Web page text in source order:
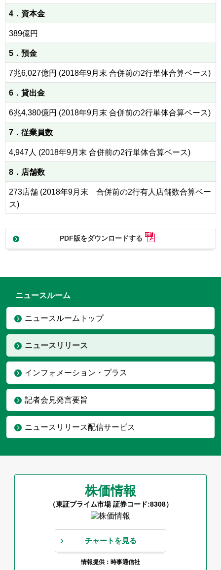
4．資本金
389億円
5．預金
7兆6,027億円 (2018年9月末 合併前の2行単体合算ベース)
6．貸出金
6兆4,380億円 (2018年9月末 合併前の2行単体合算ベース)
7．従業員数
4,947人 (2018年9月末 合併前の2行単体合算ベース)
8．店舗数
273店舗 (2018年9月末 合併前の2行有人店舗数合算ベー
ス)
PDF版をダウンロードする
ニュースルーム
ニュースルームトップ
ニュースリリース
インフォメーション・プラス
記者会見発言要旨
ニュースリリース配信サービス
株価情報
（東証プライム市場 証券コード:8308）
チャートを見る
情報提供：時事通信社